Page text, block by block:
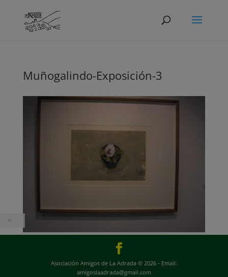
Muñogalindo-Exposición-3
Asociación Amigos de La Adrada © 2026 - Email:
amigoslaadrada@gmail.com